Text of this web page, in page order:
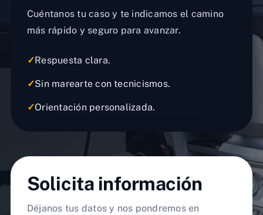
Cuéntanos tu caso y te indicamos el camino
más rápido y seguro para avanzar.
✓Respuesta clara.
✓Sin marearte con tecnicismos.
✓Orientación personalizada.
Solicita información
Déjanos tus datos y nos pondremos en